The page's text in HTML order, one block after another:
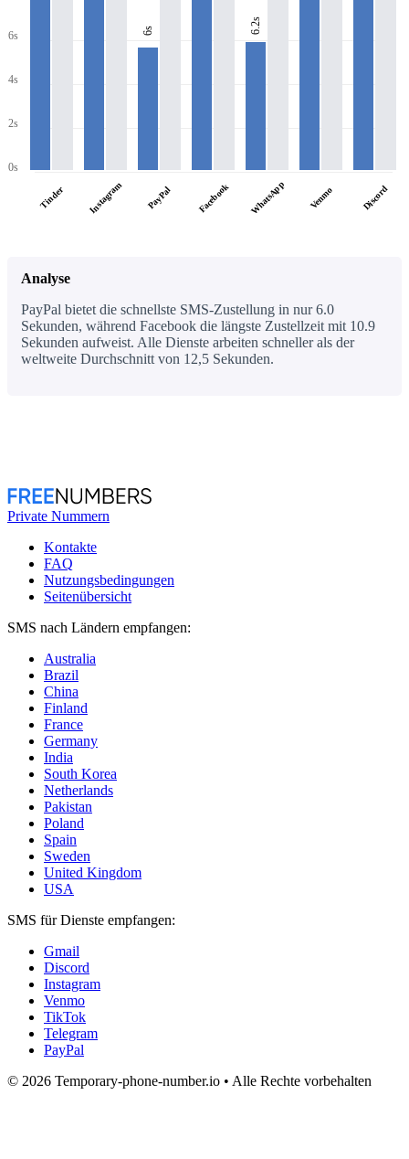
6s
4s
2s
0s
Tinder Instagram
6s
PayPal Facebook
6.2s
WhatsApp Venmo Discord
Analyse
PayPal bietet die schnellste SMS-Zustellung in nur 6.0
Sekunden, während Facebook die längste Zustellzeit mit 10.9
Sekunden aufweist. Alle Dienste arbeiten schneller als der
weltweite Durchschnitt von 12,5 Sekunden.
Private Nummern
Kontakte
FAQ
Nutzungsbedingungen
Seitenübersicht
SMS nach Ländern empfangen:
Australia
Brazil
China
Finland
France
Germany
India
South Korea
Netherlands
Pakistan
Poland
Spain
Sweden
United Kingdom
USA
SMS für Dienste empfangen:
Gmail
Discord
Instagram
Venmo
TikTok
Telegram
PayPal
© 2026 Temporary-phone-number.io • Alle Rechte vorbehalten